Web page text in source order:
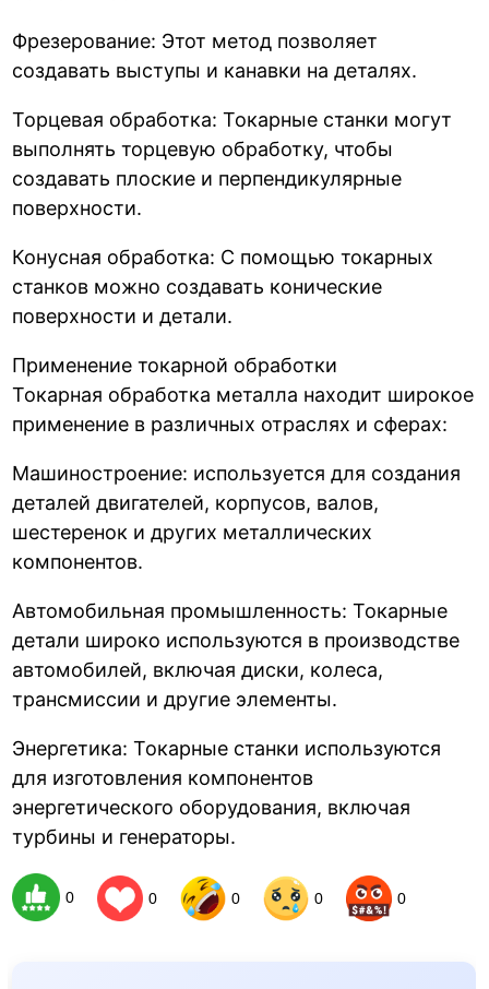
Фрезерование: Этот метод позволяет
создавать выступы и канавки на деталях.
Торцевая обработка: Токарные станки могут
выполнять торцевую обработку, чтобы
создавать плоские и перпендикулярные
поверхности.
Конусная обработка: С помощью токарных
станков можно создавать конические
поверхности и детали.
Применение токарной обработки
Токарная обработка металла находит широкое
применение в различных отраслях и сферах:
Машиностроение: используется для создания
деталей двигателей, корпусов, валов,
шестеренок и других металлических
компонентов.
Автомобильная промышленность: Токарные
детали широко используются в производстве
автомобилей, включая диски, колеса,
трансмиссии и другие элементы.
Энергетика: Токарные станки используются
для изготовления компонентов
энергетического оборудования, включая
турбины и генераторы.
0 0 0 0 0